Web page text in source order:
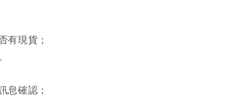
有現貨；
息確認；